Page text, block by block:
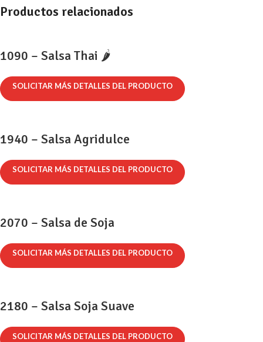
Productos relacionados
1090 – Salsa Thai 🌶️
SOLICITAR MÁS DETALLES DEL PRODUCTO
1940 – Salsa Agridulce
SOLICITAR MÁS DETALLES DEL PRODUCTO
2070 – Salsa de Soja
SOLICITAR MÁS DETALLES DEL PRODUCTO
2180 – Salsa Soja Suave
SOLICITAR MÁS DETALLES DEL PRODUCTO